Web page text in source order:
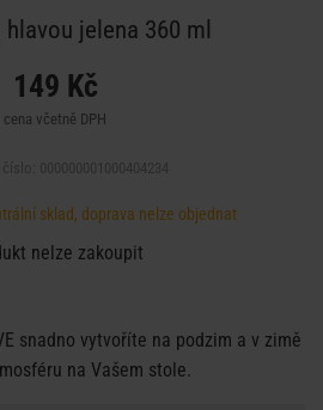
jelena 360 ml
149 Kč
cena včetně DPH
sklad, doprava nelze objednat
nelze zakoupit
snadno vytvoříte na podzim a v zimě
na Vašem stole.